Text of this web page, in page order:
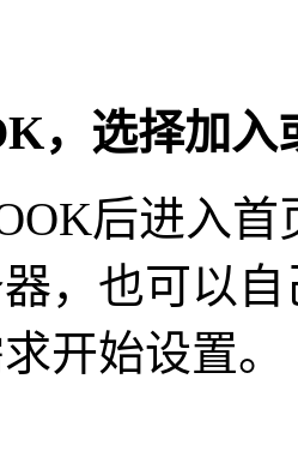
，选择加入
后进入
，也可以
开始设置。